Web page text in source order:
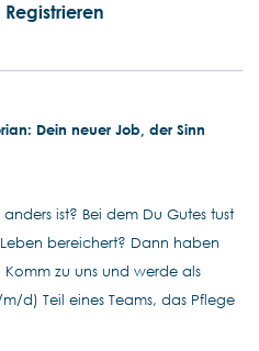
Registrieren
Dein neuer Job, der Sinn
ist? Bei dem Du Gutes tust
bereichert? Dann haben
zu uns und werde als
d) Teil eines Teams, das Pflege